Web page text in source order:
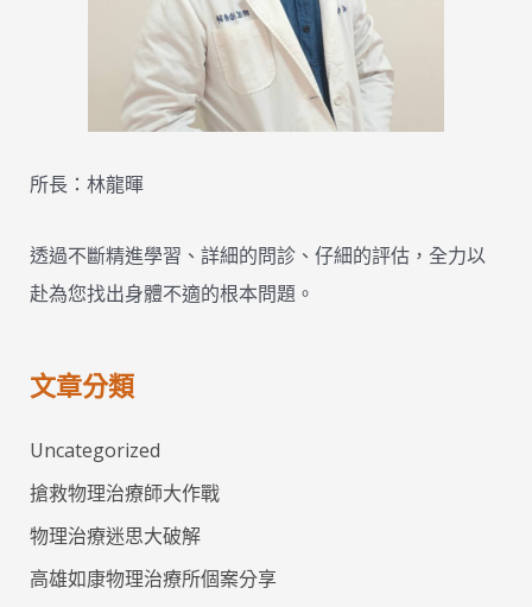
所長：林龍暉
透過不斷精進學習、詳細的問診、仔細的評估，全力以
赴為您找出身體不適的根本問題。
文章分類
Uncategorized
搶救物理治療師大作戰
物理治療迷思大破解
高雄如康物理治療所個案分享